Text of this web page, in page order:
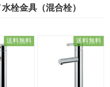
栓金具（混合栓）
送料無料 送料無料